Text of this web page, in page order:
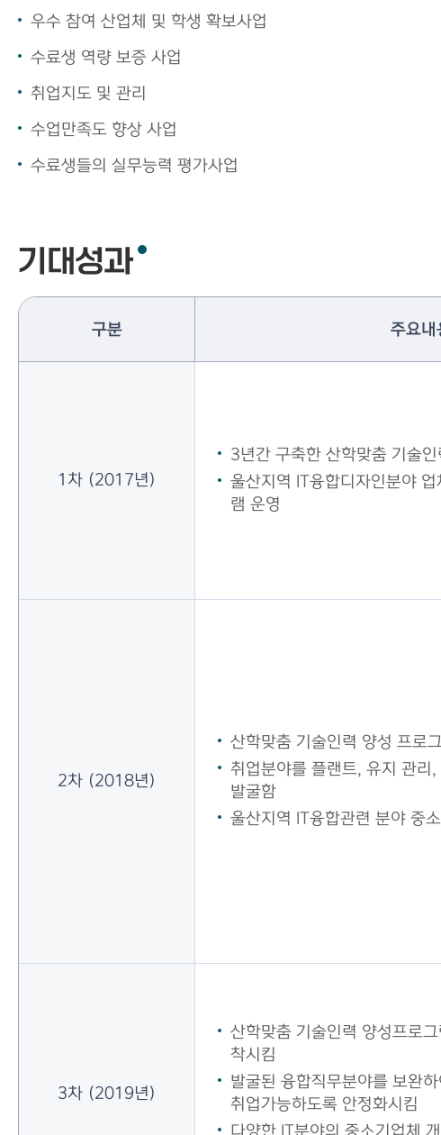
우수 참여 산업체 및 학생 확보사업
수료생 역량 보증 사업
취업지도 및 관리
수업만족도 향상 사업
수료생들의 실무능력 평가사업
기대성과
구분 주요
1차 (2017년)
3년간 구축한 산학맞춤 기술
울산지역 IT융합디자인분야
램 운영
2차 (2018년)
산학맞춤 기술인력 양성 프로
취업분야를 플랜트, 유지 관리
발굴함
울산지역 IT융합관련 분야 중
3차 (2019년)
산학맞춤 기술인력 양성프로
착시킴
발굴된 융합직무분야를 보완
취업가능하도록 안정화시킴